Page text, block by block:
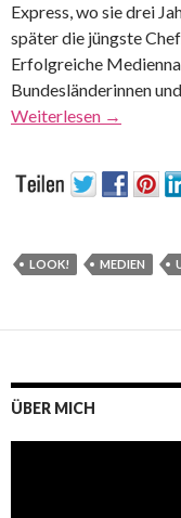
Express, wo sie drei
später die jüngste
Erfolgreiche
Bundesländerinnen
Weiterlesen →
LOOK! MEDIEN
ÜBER MICH